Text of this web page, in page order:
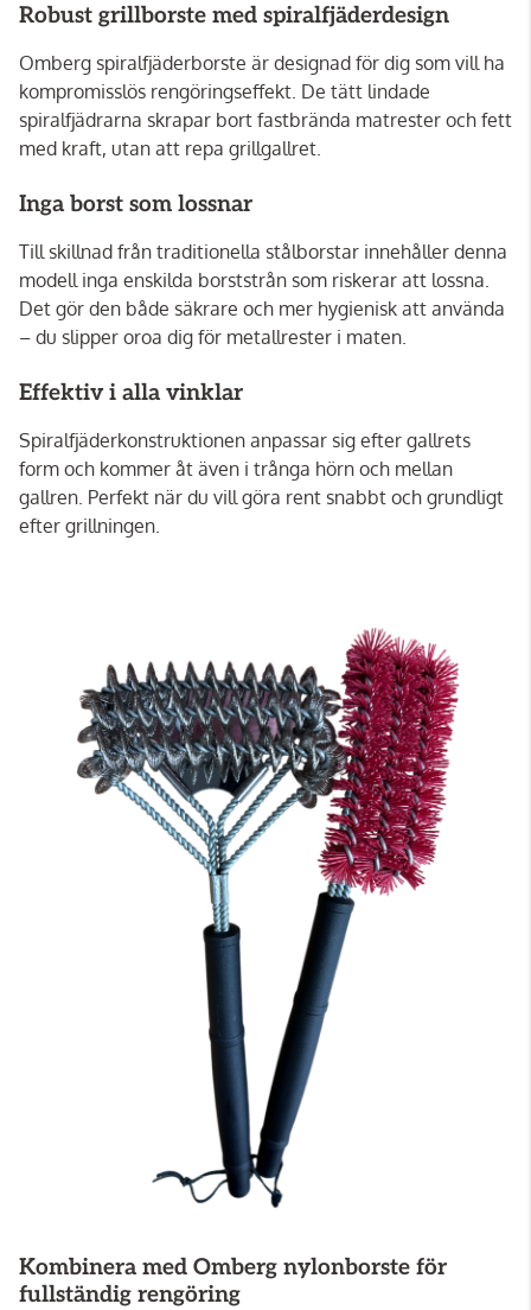
Robust grillborste med spiralfjäderdesign
Omberg spiralfjäderborste är designad för dig som vill ha
kompromisslös rengöringseffekt. De tätt lindade
spiralfjädrarna skrapar bort fastbrända matrester och fett
med kraft, utan att repa grillgallret.
Inga borst som lossnar
Till skillnad från traditionella stålborstar innehåller denna
modell inga enskilda borststrån som riskerar att lossna.
Det gör den både säkrare och mer hygienisk att använda
– du slipper oroa dig för metallrester i maten.
Effektiv i alla vinklar
Spiralfjäderkonstruktionen anpassar sig efter gallrets
form och kommer åt även i trånga hörn och mellan
gallren. Perfekt när du vill göra rent snabbt och grundligt
efter grillningen.
Kombinera med Omberg nylonborste för
fullständig rengöring